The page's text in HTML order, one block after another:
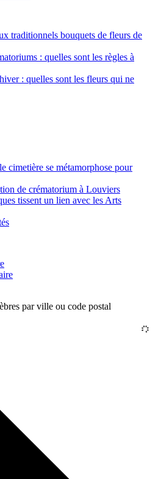
traditionnels bouquets de fleurs de
: quelles sont les règles à
: quelles sont les fleurs qui ne
cimetière se métamorphose pour
de crématorium à Louviers
tissent un lien avec les Arts
par ville ou code postal